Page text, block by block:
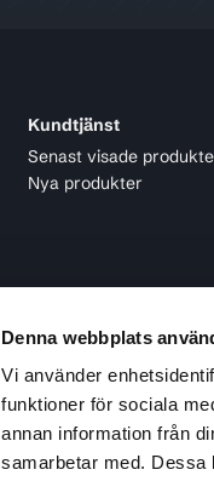
Denna webbplats
Vi använder
funktioner för sociala
annan information från
samarbetar med. Dessa
Kundtjänst
Senast visade
Nya produkter